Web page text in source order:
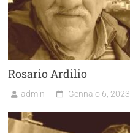
Rosario Ardilio
admin Gennaio 6, 2023